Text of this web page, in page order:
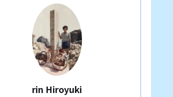
rin Hiroyuki